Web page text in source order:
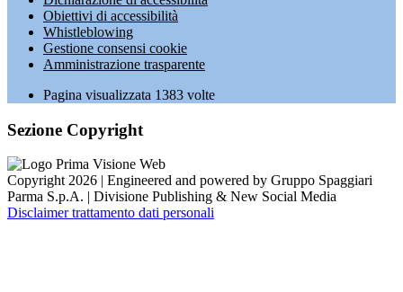
Obiettivi di accessibilità
Whistleblowing
Gestione consensi cookie
Amministrazione trasparente
Pagina visualizzata 1383 volte
Sezione Copyright
Copyright 2026 | Engineered and powered by Gruppo Spaggiari
Parma S.p.A. | Divisione Publishing & New Social Media
Disclaimer trattamento dati personali